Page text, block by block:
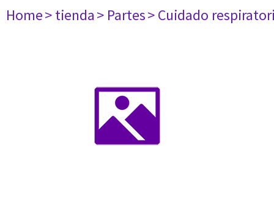
Home> tienda> Partes> Cuidado